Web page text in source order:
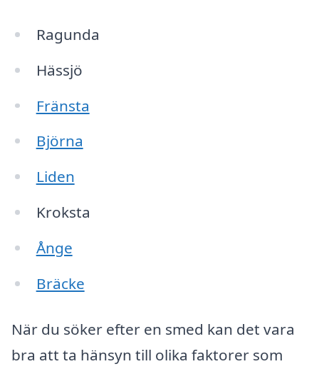
Ragunda
Hässjö
Fränsta
Björna
Liden
Kroksta
Ånge
Bräcke
När du söker efter en smed kan det vara
bra att ta hänsyn till olika faktorer som